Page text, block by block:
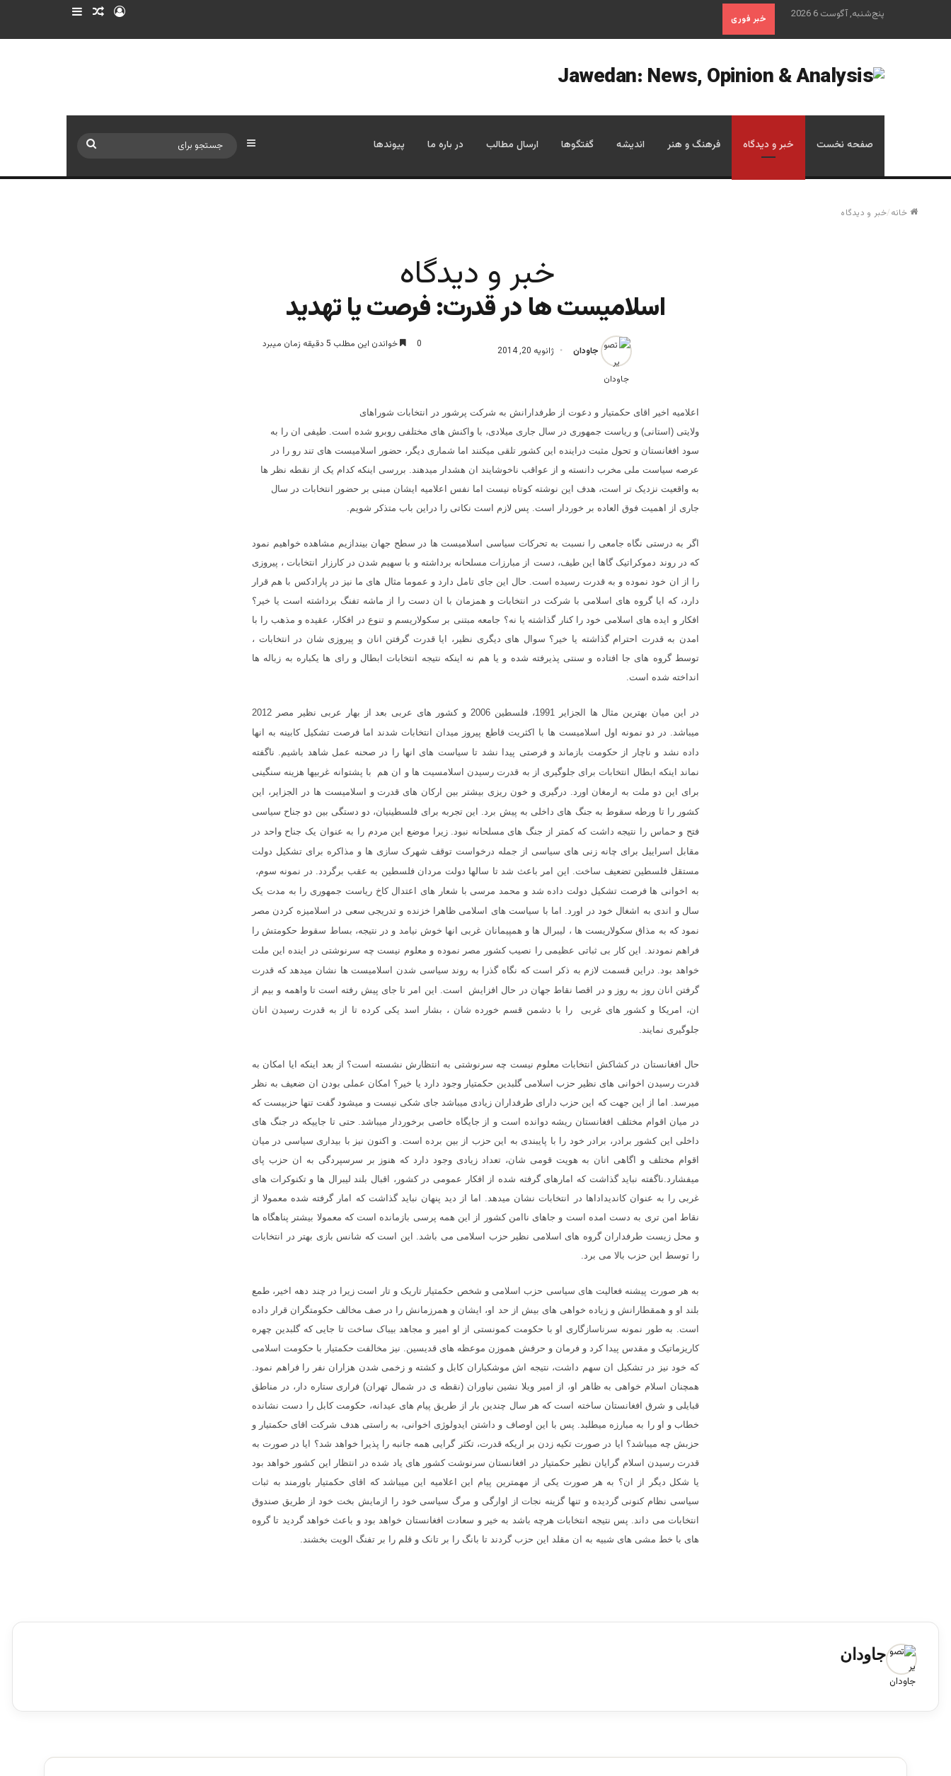
پنج‌شنبه, آگوست 6 2026 خبر فوری ورود نوشته تصادفی
صفحه نخست خبر و دیدگاه فرهنگ و هنر اندیشه گفتگوها ارسال مطالب در باره ما پیوندها سایدبار
خانه/خبر و دیدگاه
خبر و دیدگاه
اسلامیست ها در قدرت: فرصت یا تهدید
جاودان ژانویه 20, 2014
0 خواندن این مطلب 5 دقیقه زمان میبرد
اعلامیه اخیر اقای حکمتیار و دعوت از طرفدارانش به شرکت پرشور در انتخابات شوراهای
ولایتی (استانی) و ریاست جمهوری در سال جاری میلادی، با واکنش های مختلفی روبرو شده است. طیفی ان را به
سود افغانستان و تحول مثبت دراینده این کشور تلقی میکنند اما شماری دیگر، حضور اسلامیست های تند رو را در
عرصه سیاست ملی مخرب دانسته و از عواقب ناخوشایند ان هشدار میدهند. بررسی اینکه کدام یک از نقطه نظر ها
به واقعیت نزدیک تر است، هدف این نوشته کوتاه نیست اما نفس اعلامیه ایشان مبنی بر حضور انتخابات در سال
جاری از اهمیت فوق العاده بر خوردار است. پس لازم است نکاتی را دراین باب متذکر شویم.
اگر به درستی نگاه جامعی را نسبت به تحرکات سیاسی اسلامیست ها در سطح جهان بیندازیم مشاهده خواهیم نمود
که در روند دموکراتیک گاها این طیف، دست از مبارزات مسلحانه برداشته و با سهیم شدن در کارزار انتخابات ، پیروزی
را از ان خود نموده و به قدرت رسیده است. حال این جای تامل دارد و عموما مثال های ما نیز در پارادکس با هم قرار
دارد، که ایا گروه های اسلامی با شرکت در انتخابات و همزمان با ان دست را از ماشه تفنگ برداشته است یا خیر؟
افکار و ایده های اسلامی خود را کنار گذاشته یا نه؟ جامعه مبتنی بر سکولاریسم و تنوع در افکار، عقیده و مذهب را با
امدن به قدرت احترام گذاشته یا خیر؟ سوال های دیگری نظیر، ایا قدرت گرفتن انان و پیروزی شان در انتخابات ،
توسط گروه های جا افتاده و سنتی پذیرفته شده و یا هم نه اینکه نتیجه انتخابات ابطال و رای ها یکباره به زباله ها
انداخته شده است.
در این میان بهترین مثال ها الجزایر 91
19، فلسطین 2006 و کشور های عربی بعد از بهار عربی نظیر مصر 2012
میباشد. در دو نمونه اول اسلامیست ها با اکثریت قاطع پیروز میدان انتخابات شدند اما فرصت تشکیل کابینه به انها
داده نشد و ناچار از حکومت بازماند و فرصتی پیدا نشد تا سیاست های انها را در صحنه عمل شاهد باشیم. ناگفته
نماند اینکه ابطال انتخابات برای جلوگیری از به قدرت رسیدن اسلامسیت ها و ان هم با پشتوانه غربیها هزینه سنگینی
برای این دو ملت به ارمغان اورد. درگیری و خون ریزی بیشتر بین ارکان های قدرت و اسلامیست ها در الجزایر، این
کشور را تا ورطه سقوط به جنگ های داخلی به پیش برد. این تجربه برای فلسطینیان، دو دستگی بین دو جناح سیاسی
فتح و حماس را نتیجه داشت که کمتر از جنگ های مسلحانه نبود. زیرا موضع این مردم را به عنوان یک جناح واحد در
مقابل اسراییل برای چانه زنی های سیاسی از جمله درخواست توقف شهرک سازی ها و مذاکره برای تشکیل دولت
مستقل فلسطین تضعیف ساخت. این امر باعث شد تا سالها دولت مردان فلسطین به عقب برگردد. در نمونه سوم،
به اخوانی ها فرصت تشکیل دولت داده شد و محمد مرسی با شعار های اعتدال کاخ ریاست جمهوری را به مدت یک
سال و اندی به اشغال خود در اورد. اما با سیاست های اسلامی ظاهرا خزنده و تدریجی سعی در اسلامیزه کردن مصر
نمود که به مذاق سکولاریست ها ، لیبرال ها و همپیمانان غربی انها خوش نیامد و در نتیجه، بساط سقوط حکومتش را
فراهم نمودند. این کار بی ثباتی عظیمی را نصیب کشور مصر نموده و معلوم نیست چه سرنوشتی در اینده این ملت
خواهد بود. دراین قسمت لازم به ذکر است که نگاه گذرا به روند سیاسی شدن اسلامیست ها نشان میدهد که قدرت
گرفتن انان روز به روز و در اقصا نقاط جهان در حال افزایش است. این امر تا جای پیش رفته است تا واهمه و بیم از
ان، امریکا و کشور های غربی را با دشمن قسم خورده شان ، بشار اسد یکی کرده تا از به قدرت رسیدن انان
جلوگیری نمایند.
حال افغانستان در کشاکش انتخابات معلوم نیست چه سرنوشتی به انتظارش نشسته است؟ از بعد اینکه ایا امکان به
قدرت رسیدن اخوانی های نظیر حزب اسلامی گلبدین حکمتیار وجود دارد یا خیر؟ امکان عملی بودن ان ضعیف به نظر
میرسد. اما از این جهت که این حزب دارای طرفداران زیادی میباشد جای شکی نیست و میشود گفت تنها حزبیست که
در میان اقوام مختلف افغانستان ریشه دوانده است و از جایگاه خاصی برخوردار میباشد. حتی تا جاییکه در جنگ های
داخلی این کشور برادر، برادر خود را با پایبندی به این حزب از بین برده است. و اکنون نیز با بیداری سیاسی در میان
اقوام مختلف و اگاهی انان به هویت قومی شان، تعداد زیادی وجود دارد که هنوز بر سرسپردگی به ان حزب پای
میفشارد.ناگفته نباید گذاشت که امارهای گرفته شده از افکار عمومی در کشور، اقبال بلند لیبرال ها و تکنوکرات های
غربی را به عنوان کاندیداداها در انتخابات نشان میدهد. اما از دید پنهان نباید گذاشت که امار گرفته شده معمولا از
نقاط امن تری به دست امده است و جاهای ناامن کشور از این همه پرسی بازمانده است که معمولا بیشتر پناهگاه ها
و محل زیست طرفداران گروه های اسلامی نظیر حزب اسلامی می باشد. این است که شانس بازی بهتر در انتخابات
را توسط این حزب بالا می برد.
به هر صورت پیشنه فعالیت های سیاسی حزب اسلامی و شخص حکمتیار تاریک و تار است زیرا در چند دهه اخیر، طمع
بلند او و همقطارانش و زیاده خواهی های بیش از حد او، ایشان و همرزمانش را در صف مخالف حکومتگران قرار داده
است. به طور نمونه سرناسازگاری او با حکومت کمونستی از او امیر و مجاهد بیباک ساخت تا جایی که گلبدین چهره
کاریزماتیک و مقدس پیدا کرد و فرمان و حرفش هموزن موعظه های قدیسین. نیز مخالفت حکمتیار با حکومت اسلامی
که خود نیز در تشکیل ان سهم داشت، نتیجه اش موشکباران کابل و کشته و زخمی شدن هزاران نفر را فراهم نمود.
همچنان اسلام خواهی به ظاهر او، از امیر ویلا نشین نیاوران (نقطه ی در شمال تهران) فراری ستاره دار، در مناطق
قبایلی و شرق افغانستان ساخته است که هر سال چندین بار از طریق پیام های عیدانه، حکومت کابل را دست نشانده
خطاب و او را به مبارزه میطلبد. پس با این اوصاف و داشتن ایدولوژی اخوانی، به راستی هدف شرکت اقای حکمتیار و
حزبش چه میباشد؟ ایا در صورت تکیه زدن بر اریکه قدرت، تکثر گرایی همه جانبه را پذیرا خواهد شد؟ ایا در صورت به
قدرت رسیدن اسلام گرایان نظیر حکمتیار در افغانستان سرنوشت کشور های یاد شده در انتظار این کشور خواهد بود
یا شکل دیگر از ان؟ به هر صورت یکی از مهمترین پیام این اعلامیه این میباشد که اقای حکمتیار باورمند به ثبات
سیاسی نظام کنونی گردیده و تنها گزینه نجات از اوارگی و مرگ سیاسی خود را ازمایش بخت خود از طریق صندوق
انتخابات می داند. پس نتیجه انتخابات هرچه باشد به خیر و سعادت افغانستان خواهد بود و باعث خواهد گردید تا گروه
های با خط مشی های شبیه به ان مقلد این حزب گردند تا بانگ را بر تانک و قلم را بر تفنگ الویت بخشند.
جاودان